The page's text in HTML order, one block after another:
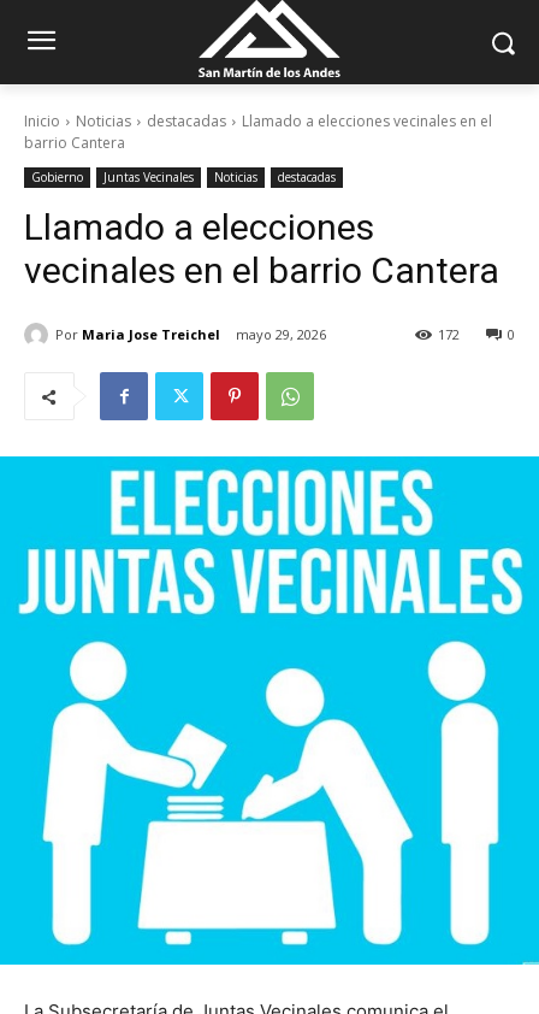
Inicio Noticias destacadas
Llamado a elecciones vecinales en el
barrio Cantera
Gobierno Juntas Vecinales Noticias destacadas
Llamado a elecciones
vecinales en el barrio Cantera
Por Maria Jose Treichel mayo 29, 2026 0
172